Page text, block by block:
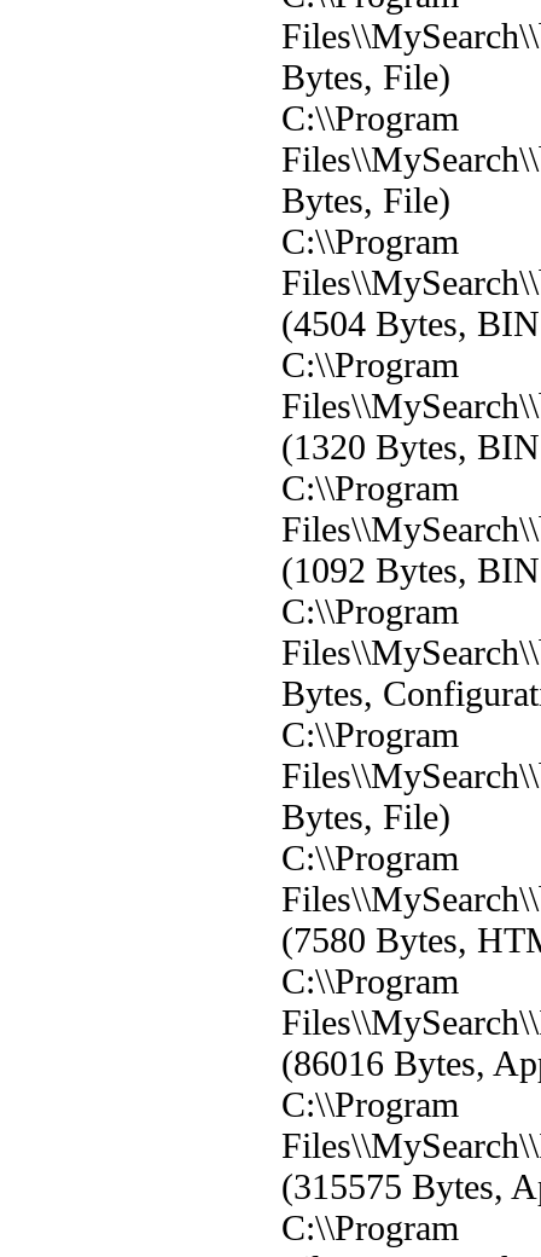
Bytes, File)
C:\\Program
Bytes, File)
C:\\Program
(4504 Bytes,
C:\\Program
(1320 Bytes,
C:\\Program
(1092 Bytes,
C:\\Program
Bytes,
C:\\Program
Bytes, File)
C:\\Program
(7580 Bytes,
C:\\Program
(86016 Bytes,
C:\\Program
(315575 Bytes,
C:\\Program